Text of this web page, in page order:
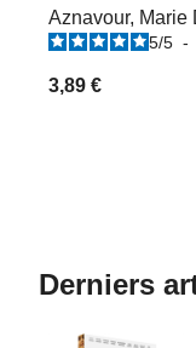
Aznavour,
5/5 -
3,89 €
Derniers